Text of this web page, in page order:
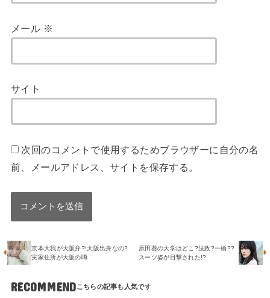
メール ※
サイト
次回のコメントで使用するためブラウザーに自分の名
前、メールアドレス、サイトを保存する。
京本大我が大阪弁?!大阪出身なの?
実家住所が大阪の噂
原田葵の大学はどこ?法政?一橋??
スーツ姿が目撃された!?
RECOMMEND